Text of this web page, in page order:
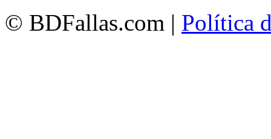
© BDFallas.com | Política